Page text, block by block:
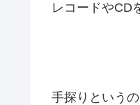
レコードやCD
手探りという